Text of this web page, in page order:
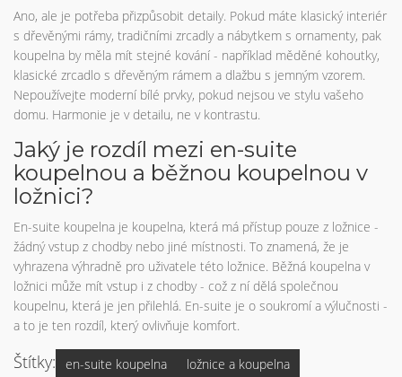
Ano, ale je potřeba přizpůsobit detaily. Pokud máte klasický interiér
s dřevěnými rámy, tradičními zrcadly a nábytkem s ornamenty, pak
koupelna by měla mít stejné kování - například měděné kohoutky,
klasické zrcadlo s dřevěným rámem a dlažbu s jemným vzorem.
Nepoužívejte moderní bílé prvky, pokud nejsou ve stylu vašeho
domu. Harmonie je v detailu, ne v kontrastu.
Jaký je rozdíl mezi en-suite
koupelnou a běžnou koupelnou v
ložnici?
En-suite koupelna je koupelna, která má přístup pouze z ložnice -
žádný vstup z chodby nebo jiné místnosti. To znamená, že je
vyhrazena výhradně pro uživatele této ložnice. Běžná koupelna v
ložnici může mít vstup i z chodby - což z ní dělá společnou
koupelnu, která je jen přilehlá. En-suite je o soukromí a výlučnosti -
a to je ten rozdíl, který ovlivňuje komfort.
Štítky: en-suite koupelna ložnice a koupelna